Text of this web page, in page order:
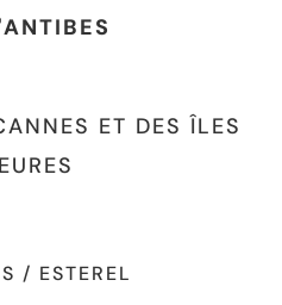
ET DES ÎLES
/ ESTEREL